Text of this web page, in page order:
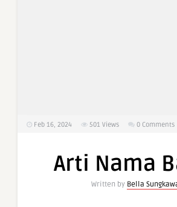
Feb 16, 2024 501 Views 0 Comments
Arti Nama
Written by Bella